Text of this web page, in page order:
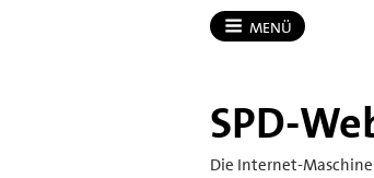
MENÜ
SPD-​
Die Internet-Maschine